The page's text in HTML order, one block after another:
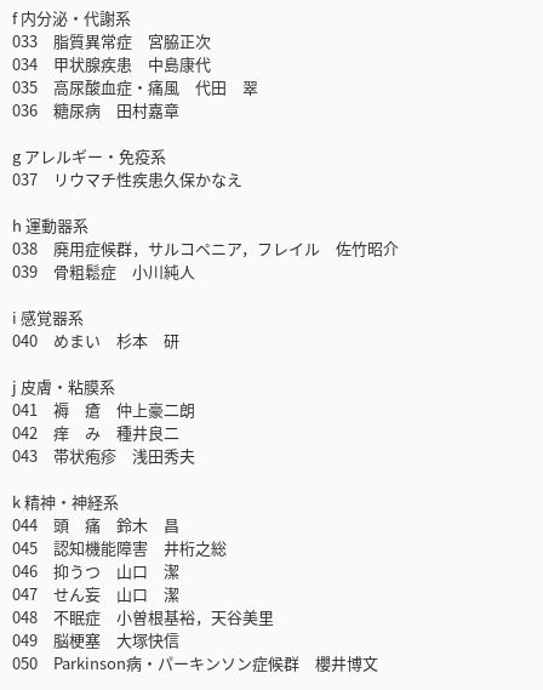
f 内分泌・代謝系
033 脂質異常症 宮脇正次
034 甲状腺疾患 中島康代
035 高尿酸血症・痛風 代田 翠
036 糖尿病 田村嘉章
g アレルギー・免疫系
037 リウマチ性疾患久保かなえ
h 運動器系
038 廃用症候群，サルコペニア，フレイル 佐竹昭介
039 骨粗鬆症 小川純人
i 感覚器系
040 めまい 杉本 研
j 皮膚・粘膜系
041 褥 瘡 仲上豪二朗
042 痒 み 種井良二
043 帯状疱疹 浅田秀夫
k 精神・神経系
044 頭 痛 鈴木 昌
045 認知機能障害 井桁之総
046 抑うつ 山口 潔
047 せん妄 山口 潔
048 不眠症 小曽根基裕，天谷美里
049 脳梗塞 大塚快信
050 Parkinson病・パーキンソン症候群 櫻井博文